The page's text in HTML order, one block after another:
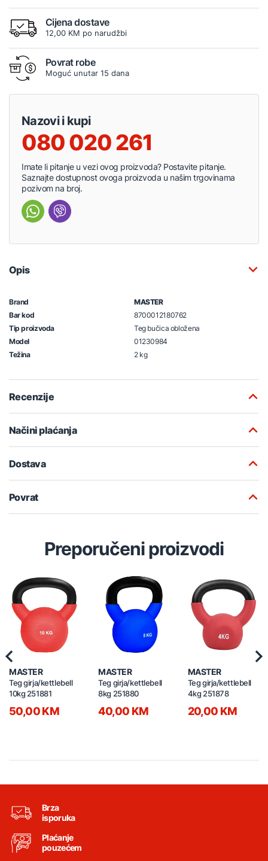
Cijena dostave
12,00 KM po narudžbi
Povrat robe
Moguć unutar 15 dana
Nazovi i kupi
080 020 261
Imate li pitanje u vezi ovog proizvoda? Postavite pitanje.
Saznajte dostupnost ovoga proizvoda u našim trgovinama
pozivom na broj.
Opis
Brand
MASTER
Bar kod
8700012180762
Tip proizvoda
Teg bučica obložena
Model
01230984
Težina
2 kg
Recenzije
Načini plaćanja
Dostava
Povrat
Preporučeni proizvodi
MASTER
Teg girja/kettlebell
10kg 251881
50,00 KM
MASTER
Teg girja/kettlebell
8kg 251880
40,00 KM
MASTER
Teg girja/kettlebell
4kg 251878
20,00 KM
Previous
Brza
isporuka
Plaćanje
pouzećem